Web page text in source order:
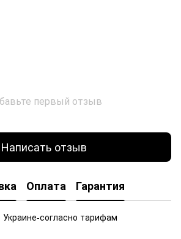
первый отзыв
Написать отзыв
Оплата Гарантия
согласно тарифам